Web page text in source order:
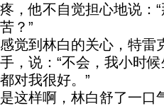
疼，他不自觉担心地说：
苦？”
感觉到林白的关心，特雷
手，说：“不会，我小时
都对我很好。”
是这样啊，林白舒了一口